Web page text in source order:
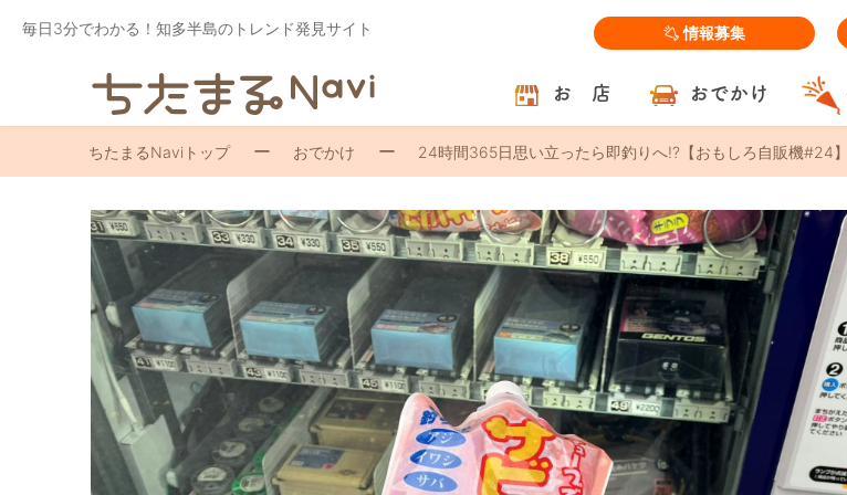
毎日3分でわかる！知多半島のトレンド発見サイト 情報募集
お 店 おでかけ
ちたまるNaviトップ おでかけ 24時間365日思い立ったら即釣りへ!?【おもしろ自販機#24】